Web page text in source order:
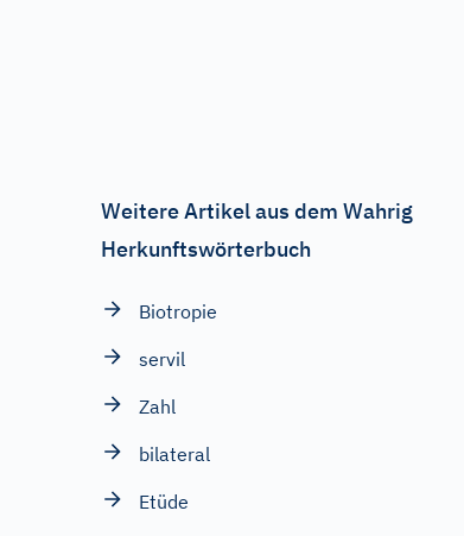
Weitere Artikel aus dem Wahrig
Herkunftswörterbuch
Biotropie
servil
Zahl
bilateral
Etüde